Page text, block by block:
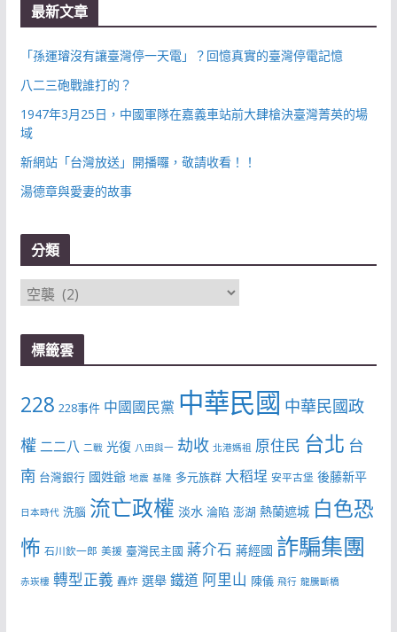
最新文章
「孫運璿沒有讓臺灣停一天電」？回憶真實的臺灣停電記憶
八二三砲戰誰打的？
1947年3月25日，中國軍隊在嘉義車站前大肆槍決臺灣菁英的場
域
新網站「台灣放送」開播囉，敬請收看！！
湯德章與愛妻的故事
分類
分
類
標籤雲
228 228事件 中國國民黨 中華民國 中華民國政
權 二二八 二戰 光復 八田與一 劫收 北港媽祖 原住民 台北 台
南 台灣銀行 國姓爺 地震 基隆 多元族群 大稻埕 安平古堡 後藤新平
日本時代 洗腦 流亡政權 淡水 淪陷 澎湖 熱蘭遮城 白色恐
怖 石川欽一郎 美援 臺灣民主國 蔣介石 蔣經國 詐騙集團
赤崁樓 轉型正義 轟炸 選舉 鐵道 阿里山 陳儀 飛行 龍騰斷橋